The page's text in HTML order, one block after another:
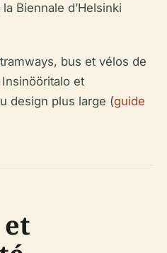
Biennale d’Helsinki
bus et vélos de
et
design plus large (guide